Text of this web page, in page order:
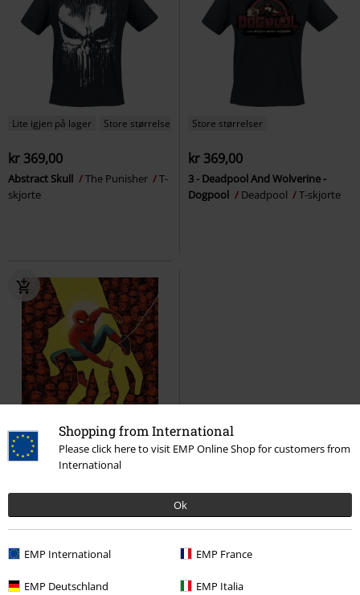
Shopping from International
Please click here to visit EMP Online Shop for customers from
International
Ok
EMP International EMP France
EMP Deutschland EMP Italia
Lite igjen på lager Store størrelser
kr 369,00
Abstract Skull The Punisher
T-
skjorte
Store størrelser
kr 369,00
3 - Deadpool And Wolverine -
Dogpool
Deadpool T-skjorte
Forhåndsbestill
kr 569,00
4